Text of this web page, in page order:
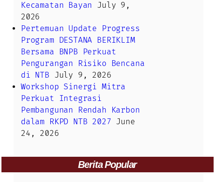
Kecamatan Bayan July 9,
2026
Pertemuan Update Progress
Program DESTANA BERIKLIM
Bersama BNPB Perkuat
Pengurangan Risiko Bencana
di NTB July 9, 2026
Workshop Sinergi Mitra
Perkuat Integrasi
Pembangunan Rendah Karbon
dalam RKPD NTB 2027 June
24, 2026
Berita Popular